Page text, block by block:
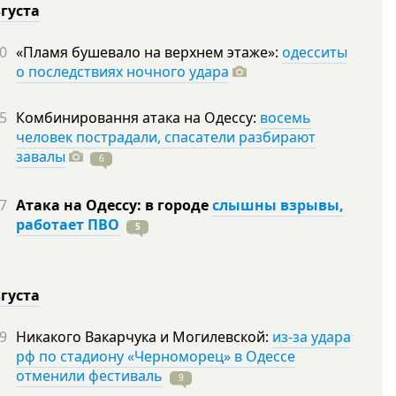
«Пламя бушевало на верхнем этаже»: одесситы
о последствиях ночного удара
Комбинировання атака на Одессу: восемь
человек пострадали, спасатели разбирают
завалы
6
Атака на Одессу: в городеслышны взрывы,
работает ПВО
5
Никакого Вакарчука и Могилевской: из-за удара
рф по стадиону «Черноморец» в Одессе
отменили фестиваль
9